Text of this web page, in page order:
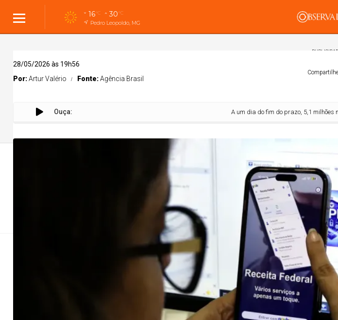
16°C 30°C
Pedro Leopoldo, MG
Saúde Educação Geral Economia
A um dia do fim do
28/05/2026 às 19h56
Por:Artur Valério Fonte:Agência Brasil
Ouça: A um dia do fim do prazo, 5,1 milhões não